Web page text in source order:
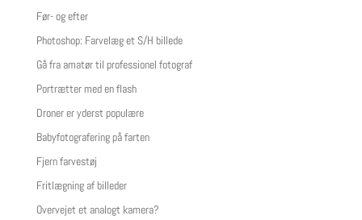
Før- og efter
Photoshop: Farvelæg et S/H billede
Gå fra amatør til professionel fotograf
Portrætter med en flash
Droner er yderst populære
Babyfotografering på farten
Fjern farvestøj
Fritlægning af billeder
Overvejet et analogt kamera?